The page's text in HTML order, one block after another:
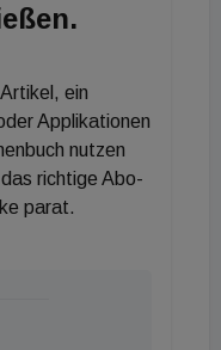
ein
Applikationen
nutzen
richtige Abo-
parat.